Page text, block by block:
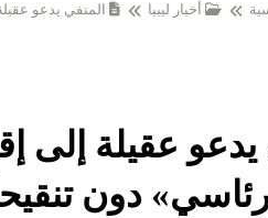
أخبار ليبيا المنفي يدعو
يدعو عقيلة إلى
دون